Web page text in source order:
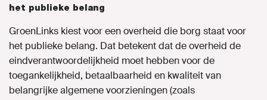
het publieke belang
GroenLinks kiest voor een overheid die borg staat voor
het publieke belang. Dat betekent dat de overheid de
eindverantwoordelijkheid moet hebben voor de
toegankelijkheid, betaalbaarheid en kwaliteit van
belangrijke algemene voorzieningen (zoals